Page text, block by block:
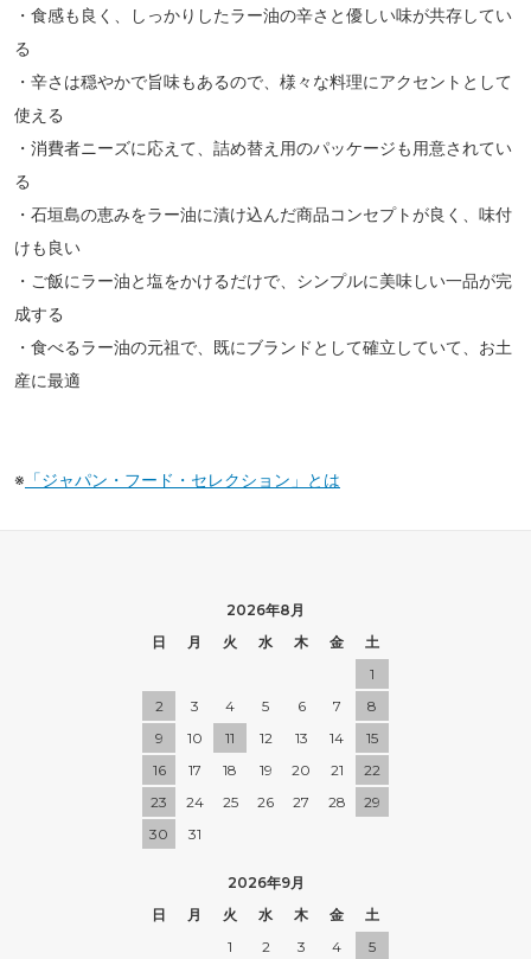
・食感も良く、しっかりしたラー油の辛さと優しい味が共存してい
る
・辛さは穏やかで旨味もあるので、様々な料理にアクセントとして
使える
・消費者ニーズに応えて、詰め替え用のパッケージも用意されてい
る
・石垣島の恵みをラー油に漬け込んだ商品コンセプトが良く、味付
けも良い
・ご飯にラー油と塩をかけるだけで、シンプルに美味しい一品が完
成する
・食べるラー油の元祖で、既にブランドとして確立していて、お土
産に最適
※ 「ジャパン・フード・セレクション」とは
2026年8月
日
月 火 水 木 金
土
1
2
3 4 5 6 7
8
9
10 11 12 13 14
15
16
17 18 19 20 21
22
23
24 25 26 27 28
29
30
31
2026年9月
日
月 火 水 木 金
土
1
2 3 4
5